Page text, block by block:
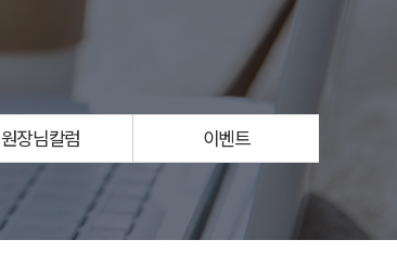
원장님칼럼 이벤트